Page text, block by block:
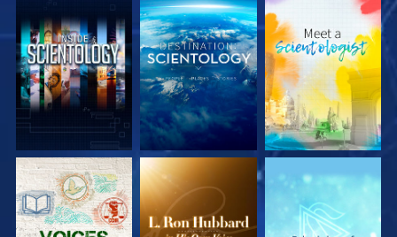
DÉCOUVRIR LES
SÉRIES
DÉCOUVRIR LES
SÉRIES
DÉCOUVRIR LES
SÉRIES